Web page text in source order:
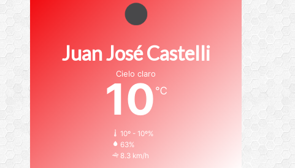
Juan José Castelli
Cielo claro
10 ℃
10º - 10º%
63%
8.3 km/h